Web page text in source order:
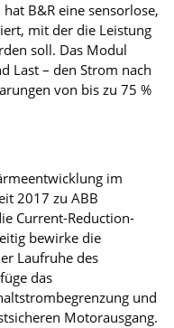
B&R eine sensorlose,
mit der die Leistung
soll. Das Modul
Last – den Strom nach
von bis zu 75 %
im
2017 zu ABB
Current-­Reduction-
bewirke die
Laufruhe des
das
und
Motorausgang.